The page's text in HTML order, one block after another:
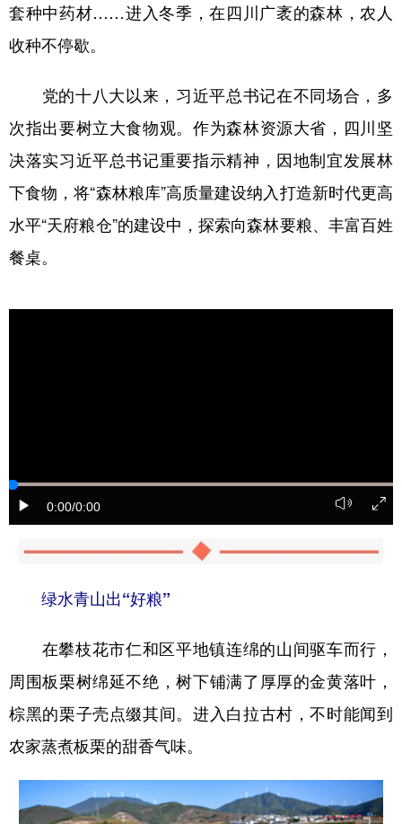
多语种频道
English Español Français عربى
套种中药材……进入冬季，在四川广袤的森林，农人
收种不停歇。
党的十八大以来，习近平总书记在不同场合，多
次指出要树立大食物观。作为森林资源大省，四川坚
决落实习近平总书记重要指示精神，因地制宜发展林
下食物，将“森林粮库”高质量建设纳入打造新时代更高
水平“天府粮仓”的建设中，探索向森林要粮、丰富百姓
餐桌。
0:00/0:00
绿水青山出“好粮”
在攀枝花市仁和区平地镇连绵的山间驱车而行，
周围板栗树绵延不绝，树下铺满了厚厚的金黄落叶，
棕黑的栗子壳点缀其间。进入白拉古村，不时能闻到
农家蒸煮板栗的甜香气味。